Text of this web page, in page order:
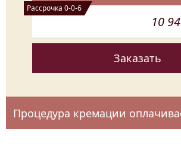
Рассрочка 0-0-6
10
Заказать
Процедура кремации